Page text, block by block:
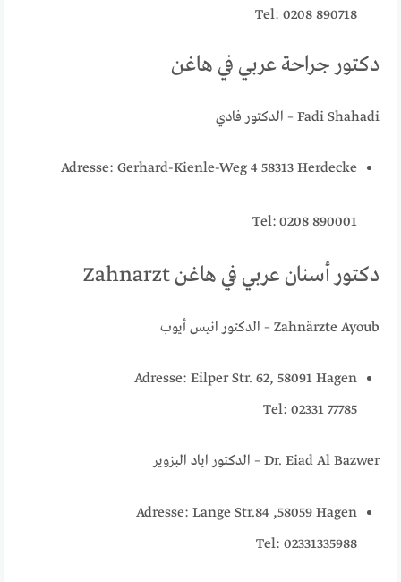
Tel: 0208 890718
دكتور جراحة عربي في هاغن
Fadi Shahadi – الدكتور فادي
Adresse: Gerhard-Kienle-Weg 4 58313 Herdecke
Tel: 0208 890001
دكتور أسنان عربي في هاغن Zahnarzt
Zahnärzte Ayoub – الدكتور انيس أيوب
Adresse: Eilper Str. 62, 58091 Hagen
Tel: 02331 77785
Dr. Eiad Al Bazwer – الدكتور اياد البزوير
Adresse: Lange Str.84 ,58059 Hagen
Tel: 02331335988